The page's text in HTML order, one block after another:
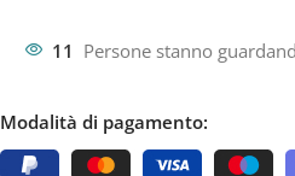
11 Persone stanno
Modalità di pagamento: